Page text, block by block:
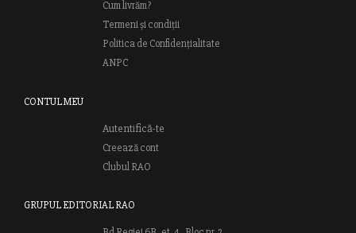
Cum livrăm?
Termeni și condiții
Politica de Confidențialitate
ANPC
CONTUL MEU
Autentifică-te
Creează cont
Clubul RAO
GRUPUL EDITORIAL RAO